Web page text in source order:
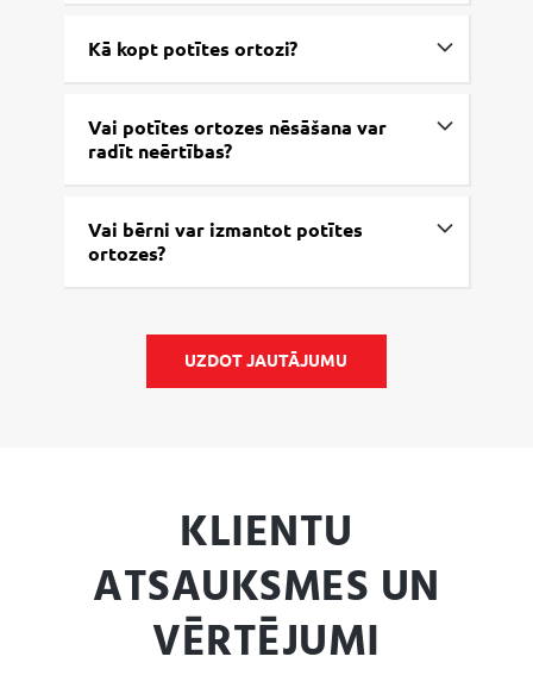
Kā kopt potītes ortozi?
Vai potītes ortozes nēsāšana var
radīt neērtības?
Vai bērni var izmantot potītes
ortozes?
UZDOT JAUTĀJUMU
KLIENTU
ATSAUKSMES UN
VĒRTĒJUMI